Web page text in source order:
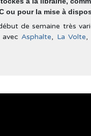
ou pour la mise à
de semaine très
avecAsphalte, La Volte,